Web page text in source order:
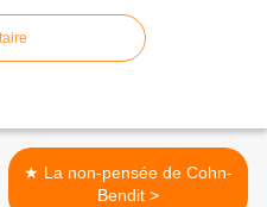
★ La non-pensée de Cohn-
Bendit >